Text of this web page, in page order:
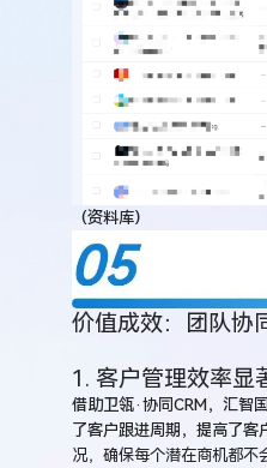
（资料库）
价值成效：团队协
1. 客户管理效率显
借助卫瓴·协同CRM，汇智
了客户跟进周期，提高了客
况，确保每个潜在商机都不